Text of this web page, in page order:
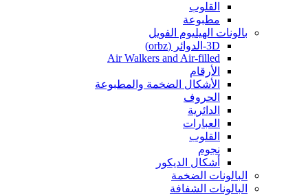
القلوب
مطبوعة
بالونات الهيليوم الفويل
3D-الدوائر (orbz)
Air Walkers and Air-filled
الأرقام
الأشكال الضخمة والمطبوعة
الحروف
الدائرية
العبارات
القلوب
نجوم
أشكال الديكور
البالونات الضخمة
البالونات الشفافة